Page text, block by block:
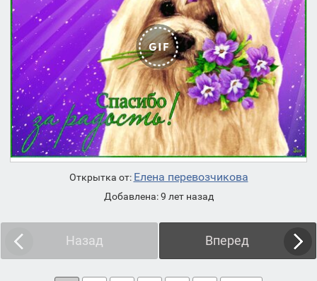
Открытка от: Елена перевозчикова
Добавлена: 9 лет назад
Назад Вперед